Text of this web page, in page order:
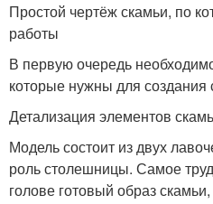
Простой чертёж скамьи, по
работы
В первую очередь
которые нужны для создания
Детализация элементов
Модель состоит из двух
роль столешницы. Самое
голове готовый образ